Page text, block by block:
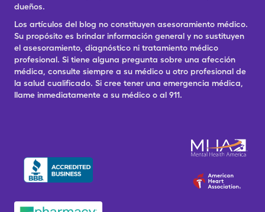
dueños.
Los artículos del blog no constituyen asesoramiento médico.
Su propósito es brindar información general y no sustituyen
el asesoramiento, diagnóstico ni tratamiento médico
profesional. Si tiene alguna pregunta sobre una afección
médica, consulte siempre a su médico u otro profesional de
la salud cualificado. Si cree tener una emergencia médica,
llame inmediatamente a su médico o al 911.